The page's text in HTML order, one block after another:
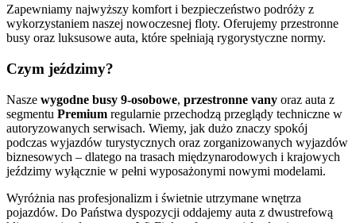
Zapewniamy najwyższy komfort i bezpieczeństwo podróży z
wykorzystaniem naszej nowoczesnej floty. Oferujemy przestronne
busy oraz luksusowe auta, które spełniają rygorystyczne normy.
Czym jeździmy?
Nasze wygodne busy 9-osobowe, przestronne vany oraz auta z
segmentu Premium regularnie przechodzą przeglądy techniczne w
autoryzowanych serwisach. Wiemy, jak dużo znaczy spokój
podczas wyjazdów turystycznych oraz zorganizowanych wyjazdów
biznesowych – dlatego na trasach międzynarodowych i krajowych
jeździmy wyłącznie w pełni wyposażonymi nowymi modelami.
Wyróżnia nas profesjonalizm i świetnie utrzymane wnętrza
pojazdów. Do Państwa dyspozycji oddajemy auta z dwustrefową